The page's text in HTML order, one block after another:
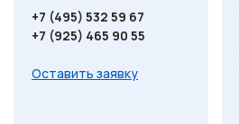
+7 (495) 532 59 67
+7 (925) 465 90 55
Оставить заявку